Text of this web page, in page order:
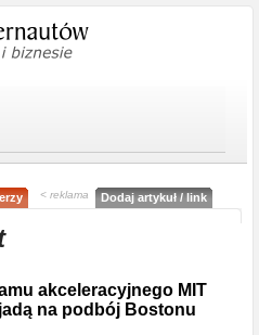
< reklama Dodaj artykuł / link
akceleracyjnego MIT
na podbój Bostonu